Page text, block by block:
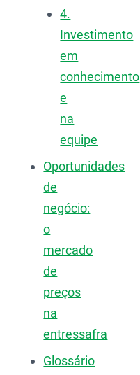
4.
Investimento
em
conhecimento
e
na
equipe
Oportunidades
de
negócio:
o
mercado
de
preços
na
entressafra
Glossário